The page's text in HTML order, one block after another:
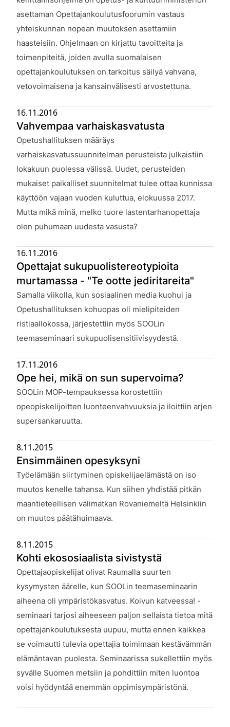
asettaman Opettajankoulutusfoorumin vastaus
yhteiskunnan nopean muutoksen asettamiin
haasteisiin. Ohjelmaan on kirjattu tavoitteita ja
toimenpiteitä, joiden avulla suomalaisen
opettajankoulutuksen on tarkoitus säilyä vahvana,
vetovoimaisena ja kansainvälisesti arvostettuna.
Vahvempaa varhaiskasvatusta
Julkaistu:
16.11.2016
Opetushallituksen määräys
varhaiskasvatussuunnitelman perusteista julkaistiin
lokakuun puolessa välissä. Uudet, perusteiden
mukaiset paikalliset suunnitelmat tulee ottaa kunnissa
käyttöön vajaan vuoden kuluttua, elokuussa 2017.
Mutta mikä minä, melko tuore lastentarhanopettaja
olen puhumaan uudesta vasusta?
Opettajat sukupuolistereotypioita
murtamassa - "Te ootte jediritareita"
Julkaistu:
16.11.2016
Samalla viikolla, kun sosiaalinen media kuohui ja
Opetushallituksen kohuopas oli mielipiteiden
ristiaallokossa, järjestettiin myös SOOLin
teemaseminaari sukupuolisensitiivisyydestä.
Ope hei, mikä on sun supervoima?
Julkaistu:
17.11.2016
SOOLin MOP-tempauksessa korostettiin
opeopiskelijoitten luonteenvahvuuksia ja iloittiin arjen
supersankaruutta.
Ensimmäinen opesyksyni
Julkaistu:
8.11.2015
Työelämään siirtyminen opiskelijaelämästä on iso
muutos kenelle tahansa. Kun siihen yhdistää pitkän
maantieteellisen välimatkan Rovaniemeltä Helsinkiin
on muutos päätähuimaava.
Kohti ekososiaalista sivistystä
Julkaistu:
8.11.2015
Opettajaopiskelijat olivat Raumalla suurten
kysymysten äärelle, kun SOOLin teemaseminaarin
aiheena oli ympäristökasvatus. Koivun katveessa! -
seminaari tarjosi aiheeseen paljon sellaista tietoa mitä
opettajankoulutuksesta uupuu, mutta ennen kaikkea
se voimautti tulevia opettajia toimimaan kestävämmän
elämäntavan puolesta. Seminaarissa sukellettiin myös
syvälle Suomen metsiin ja pohdittiin miten luontoa
voisi hyödyntää enemmän oppimisympäristönä.